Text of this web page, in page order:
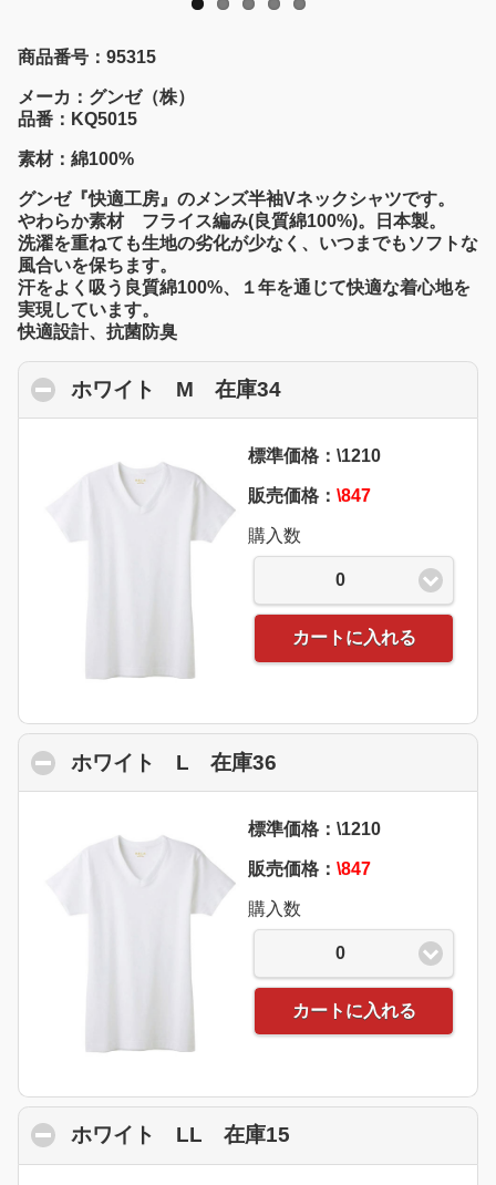
商品番号：95315
メーカ：グンゼ（株）
品番：KQ5015
素材：綿100%
グンゼ『快適工房』のメンズ半袖Vネックシャツです。
やわらか素材 フライス編み(良質綿100%)。日本製。
洗濯を重ねても生地の劣化が少なく、いつまでもソフトな
風合いを保ちます。
汗をよく吸う良質綿100%、１年を通じて快適な着心地を
実現しています。
快適設計、抗菌防臭
ホワイト M 在庫34click to collapse
標準価格：\1210
販売価格： \847
購入数
0
カートに入れる
ホワイト L 在庫36
標準価格：\1210
販売価格： \847
購入数
0
カートに入れる
ホワイト LL 在庫15